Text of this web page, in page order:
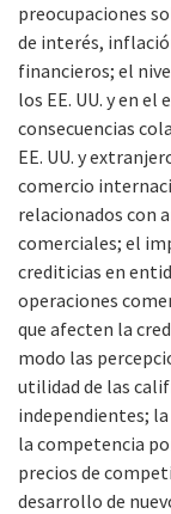
preocupaciones
de interés,
financieros; el
los EE. UU. y en
consecuencias
EE. UU. y
comercio
relacionados con
comerciales; el
crediticias en
operaciones
que afecten la
modo las
utilidad de las
independientes;
la competencia
precios de
desarrollo de